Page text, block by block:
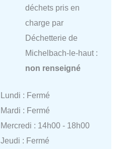
déchets pris en
charge par
Déchetterie de
Michelbach-le-haut :
non renseigné
Lundi : Fermé
Mardi : Fermé
Mercredi : 14h00 - 18h00
Jeudi : Fermé